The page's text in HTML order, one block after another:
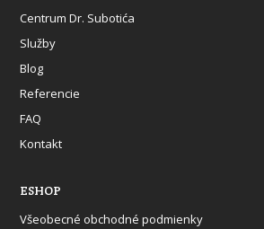
Centrum Dr. Subotića
Služby
Blog
Referencie
FAQ
Kontakt
ESHOP
Všeobecné obchodné podmienky